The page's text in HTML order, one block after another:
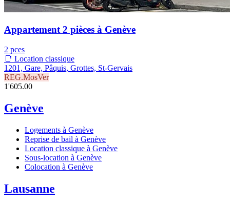
Appartement 2 pièces à Genève
2 pces
📑 Location classique
1201, Gare, Pâquis, Grottes, St-Gervais
REG.MosVer
1'605.00
Genève
Logements à Genève
Reprise de bail à Genève
Location classique à Genève
Sous-location à Genève
Colocation à Genève
Lausanne